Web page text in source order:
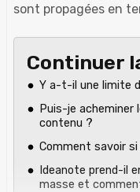
sont propagées en
Continuer
Y a-t-il une limite
Puis-je acheminer
contenu ?
Comment savoir
Ideanote prend-il
masse et